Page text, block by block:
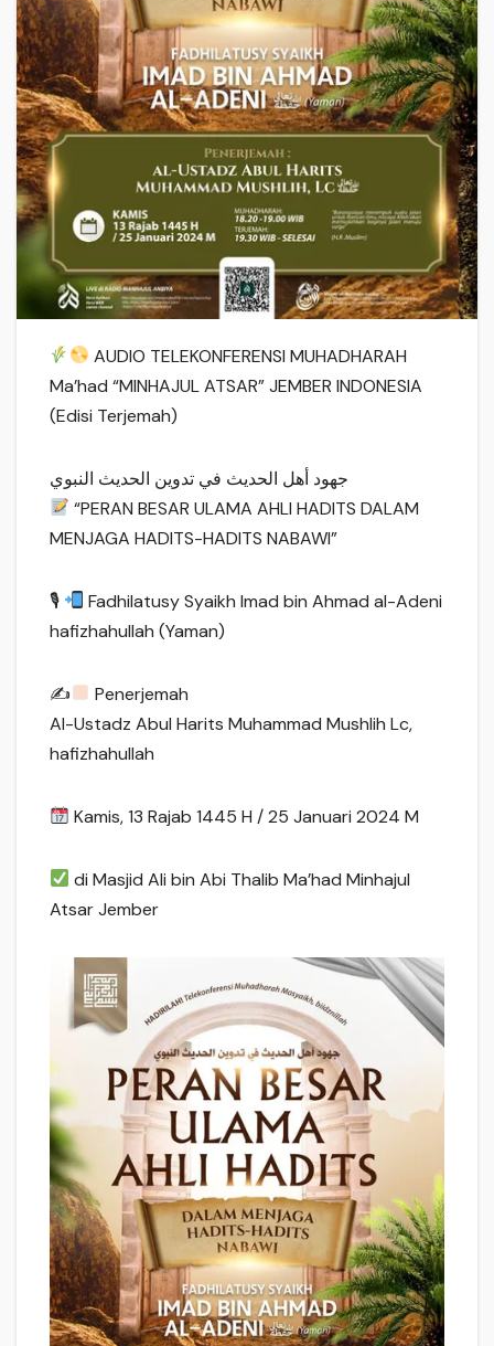
AUDIO TELEKONFERENSI MUHADHARAH
Ma’had “MINHAJUL ATSAR” JEMBER INDONESIA
(Edisi Terjemah)
جهود أهل الحديث في تدوين الحديث النبوي
“PERAN BESAR ULAMA AHLI HADITS DALAM
MENJAGA HADITS-HADITS NABAWI”
🎙
Fadhilatusy Syaikh Imad bin Ahmad al-Adeni
hafizhahullah (Yaman)
✍
Penerjemah
Al-Ustadz Abul Harits Muhammad Mushlih Lc,
hafizhahullah
Kamis, 13 Rajab 1445 H / 25 Januari 2024 M
di Masjid Ali bin Abi Thalib Ma’had Minhajul
Atsar Jember